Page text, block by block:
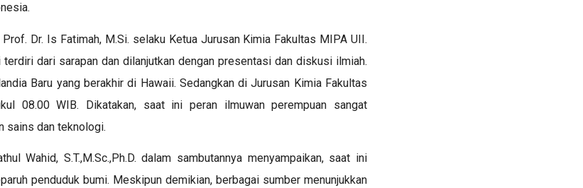
Dr. Is Fatimah, M.Si. selaku Ketua Jurusan Kimia Fakultas MIPA UII.
terdiri dari sarapan dan dilanjutkan dengan presentasi dan diskusi ilmiah.
Baru yang berakhir di Hawaii. Sedangkan di Jurusan Kimia Fakultas
08.00 WIB. Dikatakan, saat ini peran ilmuwan perempuan sangat
sains dan teknologi.
Wahid, S.T.,M.Sc.,Ph.D. dalam sambutannya menyampaikan, saat ini
penduduk bumi. Meskipun demikian, berbagai sumber menunjukkan